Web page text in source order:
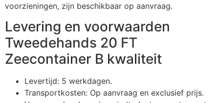
voorzieningen, zijn beschikbaar op aanvraag.
Levering en voorwaarden
Tweedehands 20 FT
Zeecontainer B kwaliteit
Levertijd: 5 werkdagen.
Transportkosten: Op aanvraag en exclusief prijs.